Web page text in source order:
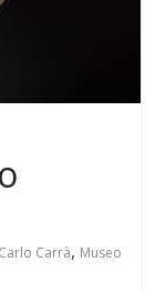
Carlo Carrà, Museo